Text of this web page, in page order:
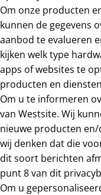
Om onze producten
kunnen de gegevens
aanbod te evalueren
kijken welk type
apps of websites te
producten en
Om u te informeren
van Westsite. Wij
nieuwe producten
wij denken dat die
dit soort berichten
punt 8 van dit
Om u